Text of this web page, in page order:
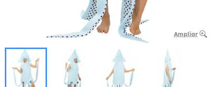
Ampliar